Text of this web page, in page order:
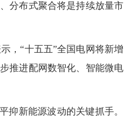
分布式聚合将是持续放量市
，“十五五”全国电网将新增
推进配网数智化、智能微电
新能源波动的关键抓手。